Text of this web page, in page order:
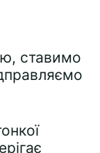
ставимо